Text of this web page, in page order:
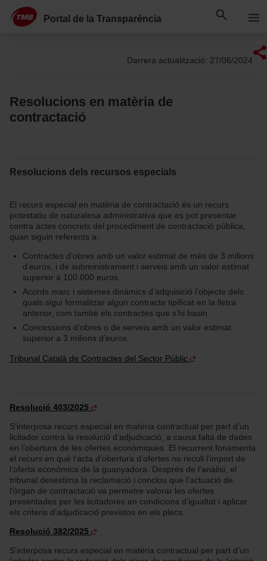
Salta al contingut principal
Saltar
al
contingut
Portal de la Transparència
Darrera actualització: 27/06/2024
Resolucions en matèria de
contractació
Resolucions dels recursos especials
El recurs especial en matèria de contractació és un recurs
potestatiu de naturalesa administrativa que es pot presentar
contra actes concrets del procediment de contractació pública,
quan siguin referents a:
Contractes d’obres amb un valor estimat de més de 3 milions
d’euros, i de subministrament i serveis amb un valor estimat
superior a 100.000 euros.
Acords marc i sistemes dinàmics d’adquisició l’objecte dels
quals sigui formalitzar algun contracte tipificat en la lletra
anterior, com també els contractes que s’hi basin.
Concessions d’obres o de serveis amb un valor estimat
superior a 3 milions d’euros.
Tribunal Català de Contractes del Sector Públic
Resolució 403/2025
S’interposa recurs especial en matèria contractual per part d’un
licitador contra la resolució d’adjudicació, a causa falta de dades
en l’obertura de les ofertes econòmiques. El recurrent fonamenta
el recurs en què l’acta d’obertura d’ofertes no recull l’import de
l’oferta econòmica de la guanyadora. Després de l’anàlisi, el
tribunal desestima la reclamació i conclou que l’actuació de
l’òrgan de contractació va permetre valorar les ofertes
presentades per les licitadores en condicions d’igualtat i aplicar
els criteris d’adjudicació previstos en els plecs.
Resolució 382/2025
S’interposa recurs especial en matèria contractual per part d’un